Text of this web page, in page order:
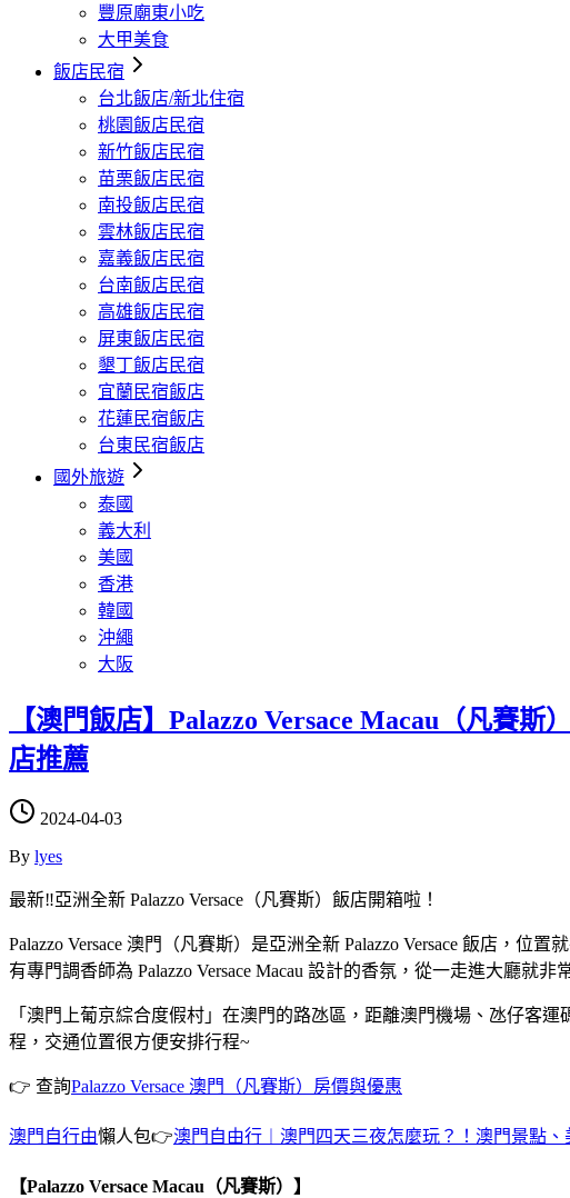
豐原廟東小吃
大甲美食
飯店民宿
台北飯店/新北住宿
桃園飯店民宿
新竹飯店民宿
苗栗飯店民宿
南投飯店民宿
雲林飯店民宿
嘉義飯店民宿
台南飯店民宿
高雄飯店民宿
屏東飯店民宿
墾丁飯店民宿
宜蘭民宿飯店
花蓮民宿飯店
台東民宿飯店
國外旅遊
泰國
義大利
美國
香港
韓國
沖繩
大阪
【澳門飯店】Palazzo Versace Macau（凡賽
店推薦
2024-04-03
By lyes
最新‼️亞洲全新 Palazzo Versace（凡賽斯）飯店開箱啦！
Palazzo Versace 澳門（凡賽斯）是亞洲全新 Palazzo Versace 飯店，
有專門調香師為 Palazzo Versace Macau 設計的香氛，從一走進大廳就非
「澳門上葡京綜合度假村」在澳門的路氹區，距離澳門機場、氹仔客
程，交通位置很方便安排行程~
👉 查詢Palazzo Versace 澳門（凡賽斯）房價與優惠
澳門自行由懶人包👉澳門自由行︱澳門四天三夜怎麼玩？！澳門景點
【Palazzo Versace Macau（凡賽斯）】